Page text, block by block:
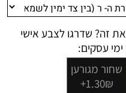
זה? שדרגו לצבע אישי
שחור מגורען
1.30₪+